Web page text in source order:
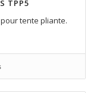
TPP5
tente pliante.